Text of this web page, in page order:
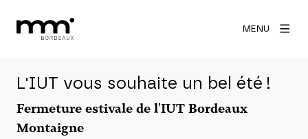
MENU
L'IUT vous souhaite un bel été !
Fermeture estivale de l'IUT Bordeaux
Montaigne